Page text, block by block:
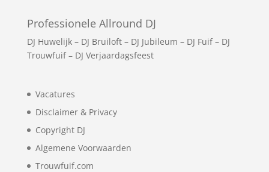
Professionele Allround DJ
DJ Huwelijk– DJ Bruiloft– DJ Jubileum – DJ Fuif– DJ
Trouwfuif– DJ Verjaardagsfeest
Vacatures
Disclaimer & Privacy
Copyright DJ
Algemene Voorwaarden
Trouwfuif.com